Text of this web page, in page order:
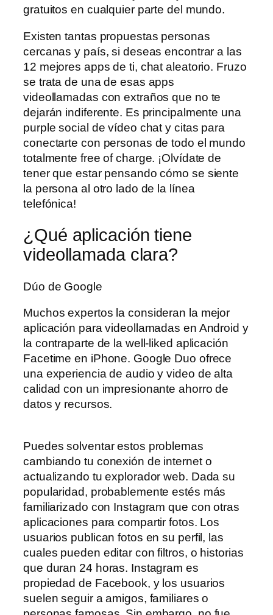
gratuitos en cualquier parte del mundo.
Existen tantas propuestas personas
cercanas y país, si deseas encontrar a las
12 mejores apps de ti, chat aleatorio. Fruzo
se trata de una de esas apps
videollamadas con extraños que no te
dejarán indiferente. Es principalmente una
purple social de vídeo chat y citas para
conectarte con personas de todo el mundo
totalmente free of charge. ¡Olvídate de
tener que estar pensando cómo se siente
la persona al otro lado de la línea
telefónica!
¿Qué aplicación tiene
videollamada clara?
Dúo de Google
Muchos expertos la consideran la mejor
aplicación para videollamadas en Android y
la contraparte de la well-liked aplicación
Facetime en iPhone. Google Duo ofrece
una experiencia de audio y video de alta
calidad con un impresionante ahorro de
datos y recursos.
Puedes solventar estos problemas
cambiando tu conexión de internet o
actualizando tu explorador web. Dada su
popularidad, probablemente estés más
familiarizado con Instagram que con otras
aplicaciones para compartir fotos. Los
usuarios publican fotos en su perfil, las
cuales pueden editar con filtros, o historias
que duran 24 horas. Instagram es
propiedad de Facebook, y los usuarios
suelen seguir a amigos, familiares o